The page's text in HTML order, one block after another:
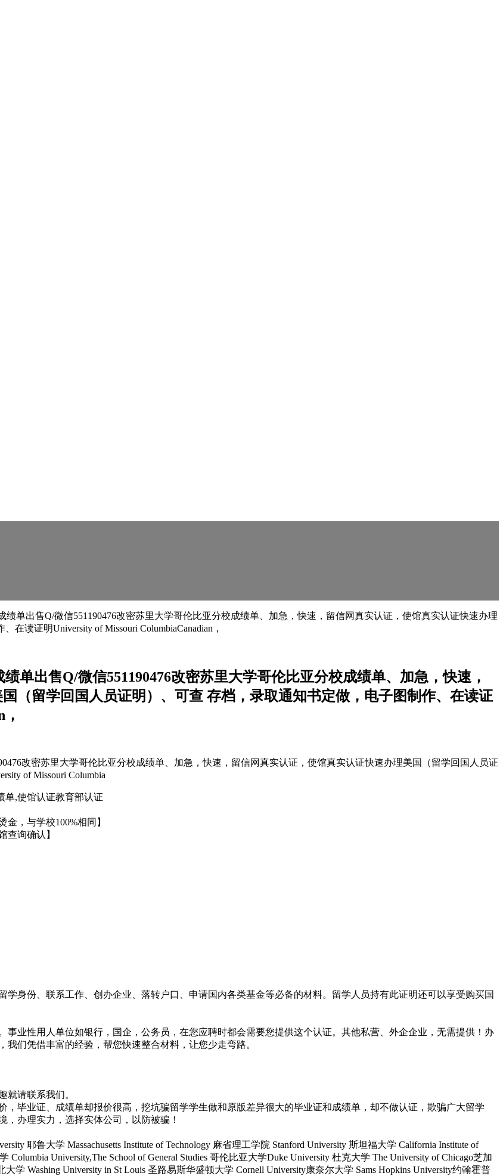
单出售Q/微信551190476改密苏里大学哥伦比亚分校成绩单、加急，快速，留信网真实认证，使馆真实认证快速办理
读证明University of Missouri ColumbiaCanadian，
单出售Q/微信551190476改密苏里大学哥伦比亚分校成绩单、加急，快速，
（留学回国人员证明）、可查 存档，录取通知书定做，电子图制作、在读证
改密苏里大学哥伦比亚分校成绩单、加急，快速，留信网真实认证，使馆真实认证快速办理美国（留学回国人员证
of Missouri Columbia
单,使馆认证教育部认证
，与学校100%相同】
查询确认】
身份、联系工作、创办企业、落转户口、申请国内各类基金等必备的材料。留学人员持有此证明还可以享受购买国
业性用人单位如银行，国企，公务员，在您应聘时都会需要您提供这个认证。其他私营、外企企业，无需提供！办
们凭借丰富的经验，帮您快速整合材料，让您少走弯路。
就请联系我们。
毕业证、成绩单却报价很高，挖坑骗留学学生做和原版差异很大的毕业证和成绩单，却不做认证，欺骗广大留学
办理实力，选择实体公司，以防被骗！
耶鲁大学 Massachusetts Institute of Technology 麻省理工学院 Stanford University 斯坦福大学 California Institute of
Columbia University,The School of General Studies 哥伦比亚大学Duke University 杜克大学 The University of Chicago芝加
学 Washing University in St Louis 圣路易斯华盛顿大学 Cornell University康奈尔大学 Sams Hopkins University约翰霍普